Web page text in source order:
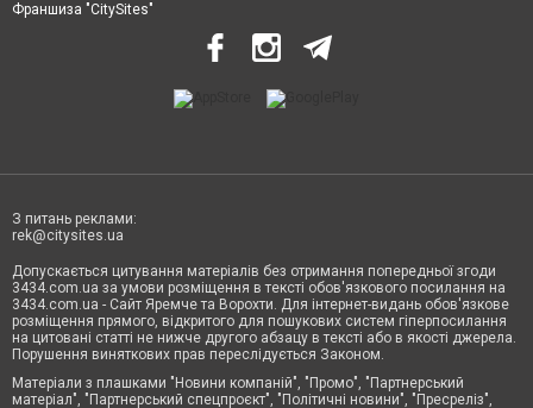
Франшиза "CitySites"
З питань реклами:
rek@citysites.ua
Допускається цитування матеріалів без отримання попередньої згоди
3434.com.ua за умови розміщення в тексті обов'язкового посилання на
3434.com.ua - Сайт Яремче та Ворохти. Для інтернет-видань обов'язкове
розміщення прямого, відкритого для пошукових систем гіперпосилання
на цитовані статті не нижче другого абзацу в тексті або в якості джерела.
Порушення виняткових прав переслідується Законом.
Матеріали з плашками "Новини компаній", "Промо", "Партнерський
матеріал", "Партнерський спецпроєкт", "Політичні новини", "Пресреліз",